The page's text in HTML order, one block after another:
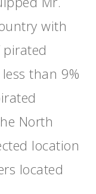
with
than 9%
North
location
located